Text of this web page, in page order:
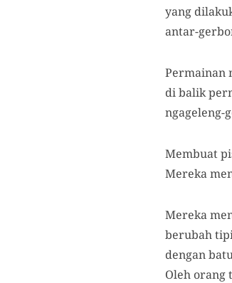
yang
antar-
Permainan
di balik
ngageleng-
Membuat
Mereka
Mereka
berubah
dengan
Oleh orang